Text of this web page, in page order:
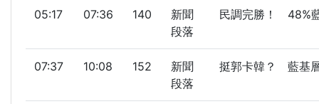
05:17 07:36 140
新聞
段落
民調完勝！ 48%
07:37 10:08 152
新聞
段落
挺郭卡韓？ 藍基